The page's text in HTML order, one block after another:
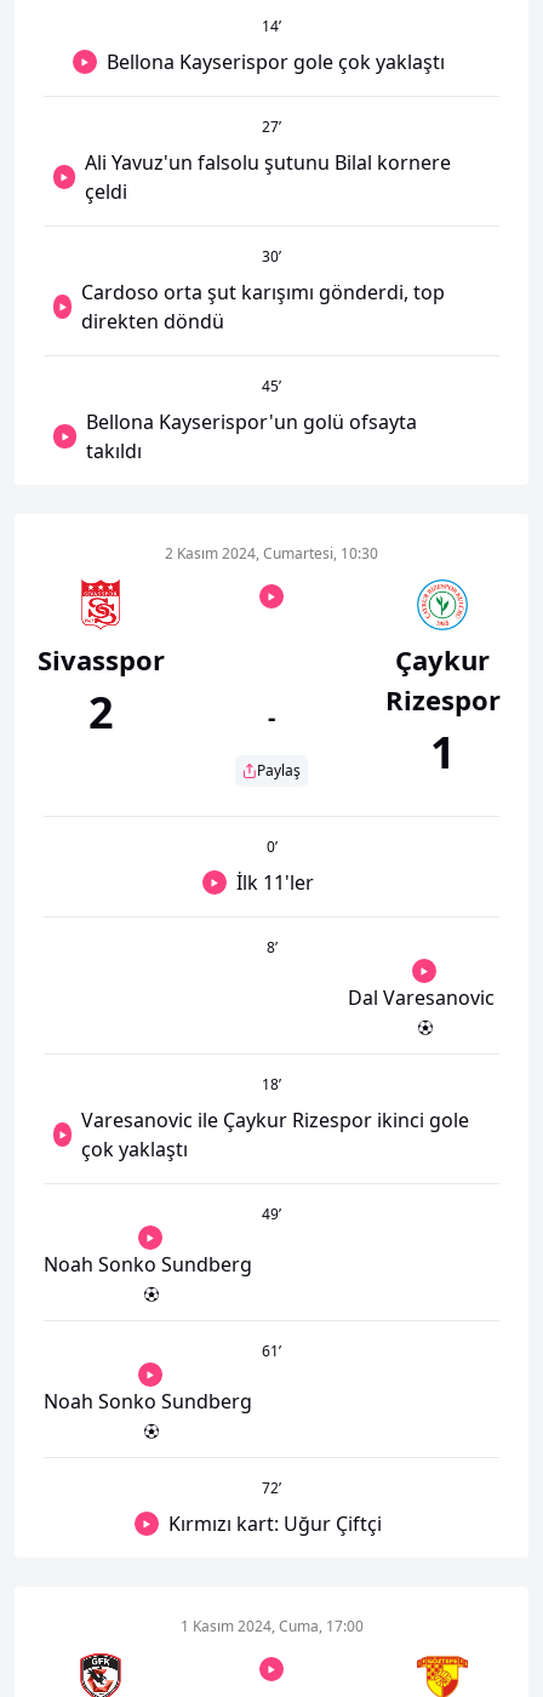
14’
Bellona Kayserispor gole çok yaklaştı
27’
Ali Yavuz'un falsolu şutunu Bilal kornere
çeldi
30’
Cardoso orta şut karışımı gönderdi, top
direkten döndü
45’
Bellona Kayserispor'un golü ofsayta
takıldı
Sivasspor
2
2 Kasım 2024, Cumartesi, 10:30
-
Paylaş
Çaykur
Rizespor
1
0’
İlk 11'ler
8’
Dal Varesanovic
18’
Varesanovic ile Çaykur Rizespor ikinci gole
çok yaklaştı
49’
Noah Sonko Sundberg
61’
Noah Sonko Sundberg
72’
Kırmızı kart: Uğur Çiftçi
1 Kasım 2024, Cuma, 17:00